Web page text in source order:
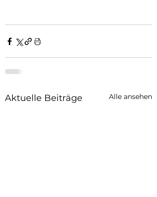
Aktuelle Beiträge Alle ansehen